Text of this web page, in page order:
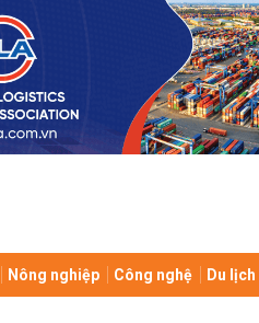
Nông nghiệp Công nghệ Du lịch